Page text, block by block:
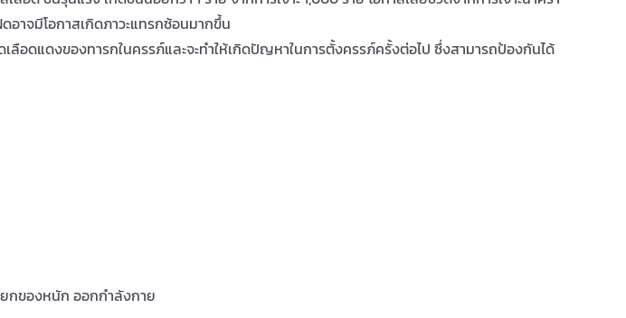
าจมีโอกาสเกิดภาวะแทรกซ้อนมากขึ้น
ลือดแดงของทารกในครรภ์และจะทำให้เกิดปัญหาในการตั้งครรภ์ครั้งต่อไป ซึ่งสามารถป้องกันได้
ยกของหนัก ออกกำลังกาย